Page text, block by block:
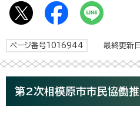
ページ番号1016944 最終更新
第2次相模原市市民協働